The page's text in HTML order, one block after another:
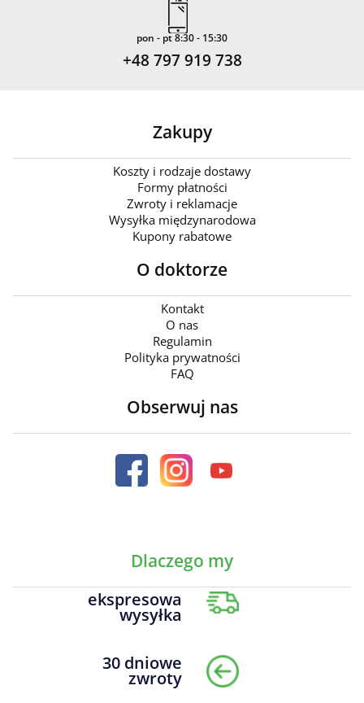
pon - pt 8:30 - 15:30
+48 797 919 738
Zakupy
Koszty i rodzaje dostawy
Formy płatności
Zwroty i reklamacje
Wysyłka międzynarodowa
Kupony rabatowe
O doktorze
Kontakt
O nas
Regulamin
Polityka prywatności
FAQ
Obserwuj nas
Dlaczego my
ekspresowa
wysyłka
30 dniowe
zwroty